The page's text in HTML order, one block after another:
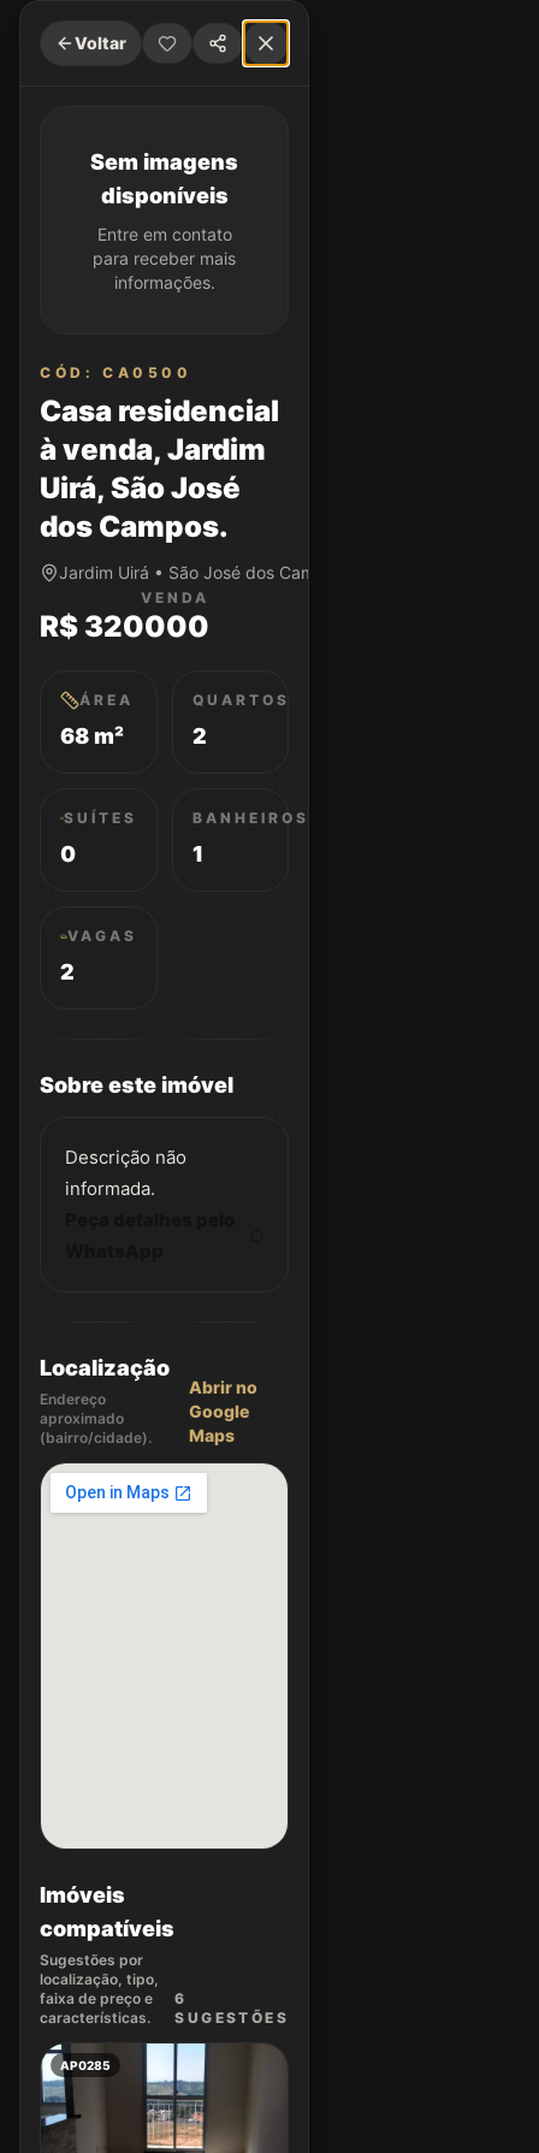
Voltar
Sem imagens
disponíveis
Entre em contato
para receber mais
informações.
CÓD: CA0500
Casa residencial
à venda, Jardim
Uirá, São José
dos Campos.
Jardim Uirá • São José dos Campos/SP
VENDA
R$ 320000
ÁREA
68 m²
QUARTOS
2
SUÍTES
0
BANHEIROS
1
VAGAS
2
Sobre este imóvel
Descrição não
informada.
Localização
Endereço
aproximado
(bairro/cidade).
Abrir no
Google
Maps
Imóveis
compatíveis
Sugestões por
localização, tipo,
faixa de preço e
características.
6
SUGEST ÕES
AP0285